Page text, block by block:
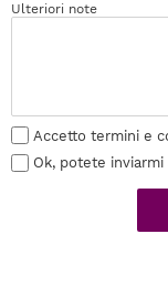
Ulteriori note
Accetto termini e
Ok, potete